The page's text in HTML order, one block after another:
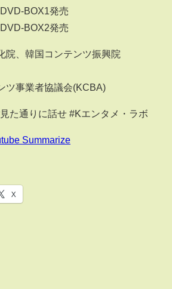
BOX1発売
BOX2発売
院、韓国コンテンツ振興院
ツ事業者協議会(KCBA)
た通りに話せ #Kエンタメ・ラボ
Summarize
X